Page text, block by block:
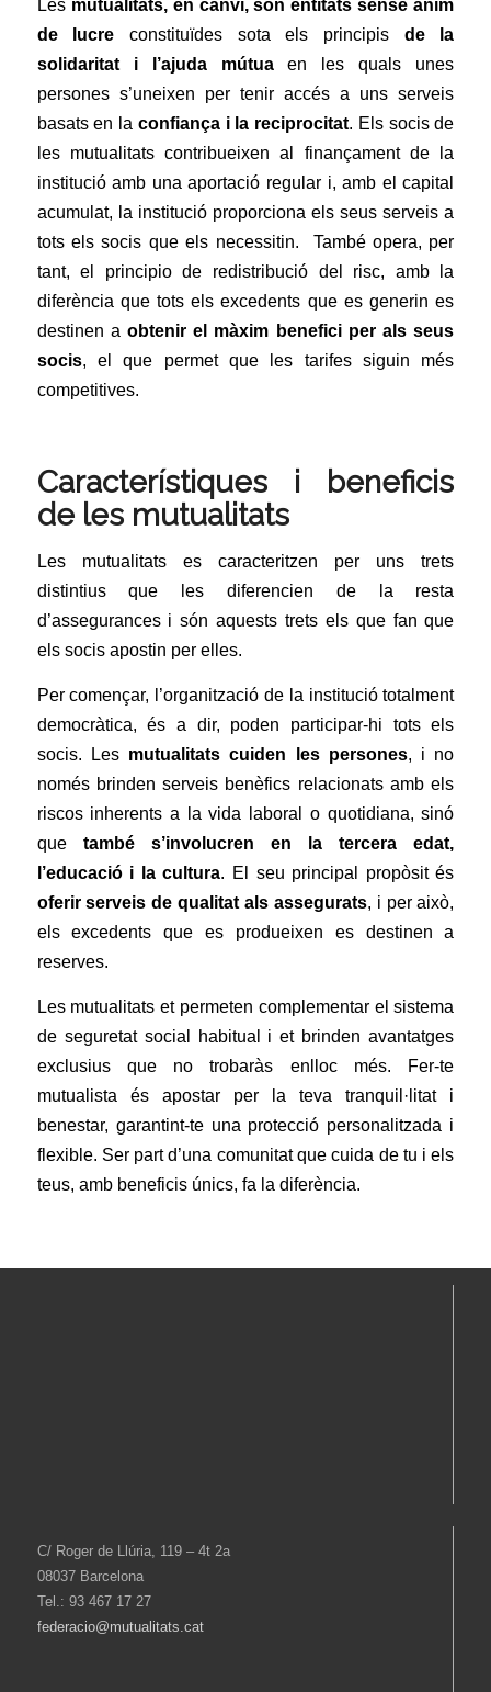
Les mutualitats, en canvi, són entitats sense ànim
de lucre constituïdes sota els principis de la
solidaritat i l’ajuda mútuaen les quals unes
persones s’uneixen per tenir accés a uns serveis
basats en la confiança i la reciprocitat. Els socis de
les mutualitats contribueixen al finançament de la
institució amb una aportació regular i, amb el capital
acumulat, la institució proporciona els seus serveis a
tots els socis que els necessitin. També opera, per
tant, el principio de redistribució del risc, amb la
diferència que tots els excedents que es generin es
destinen aobtenir el màxim benefici per als seus
socis, el que permet que les tarifes siguin més
competitives.
Característiques i beneficis
de les mutualitats
Les mutualitats es caracteritzen per uns trets
distintius que les diferencien de la resta
d’assegurances i són aquests trets els que fan que
els socis apostin per elles.
Per començar, l’organització de la institució totalment
democràtica, és a dir, poden participar-hi tots els
socis. Les mutualitats cuiden les persones, i no
només brinden serveis benèfics relacionats amb els
riscos inherents a la vida laboral o quotidiana, sinó
que també s’involucren en la tercera edat,
l’educació i la cultura. El seu principal propòsit és
oferir serveis de qualitat als assegurats, i per això,
els excedents que es produeixen es destinen a
reserves.
Les mutualitats et permeten complementar el sistema
de seguretat social habitual i et brinden avantatges
exclusius que no trobaràs enlloc més. Fer-te
mutualista és apostar per la teva tranquil·litat i
benestar, garantint-te una protecció personalitzada i
flexible. Ser part d’una comunitat que cuida de tu i els
teus, amb beneficis únics, fa la diferència.
C/ Roger de Llúria, 119 – 4t 2a
08037 Barcelona
Tel.: 93 467 17 27
federacio@mutualitats.cat